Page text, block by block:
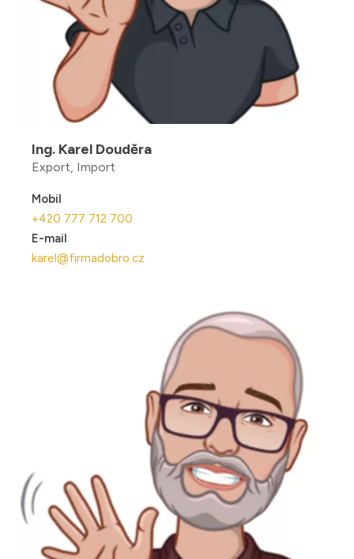
Ing. Karel Douděra
Export, Import
Mobil
+420 777 712 700
E-mail
karel@firmadobro.cz